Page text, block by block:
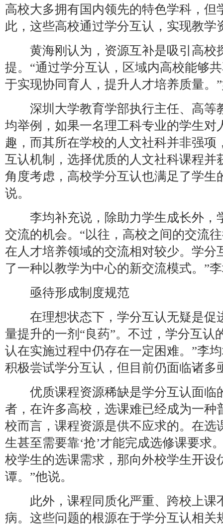
高校大多拥有国内领先的特色学科，但
此，这些高校通过学分互认，实现教学
黄海刚认为，资源互补是吸引高校
提。“通过学分互认，区域内高校能够
于实现协同育人，提升人才培养质量。
深圳大学教育学部执行主任、高等
均举例，如果一名理工科专业的学生对
趣，而其所在学校的人文社科并非强项
互认机制，选择优质的人文社科课程并
角度考虑，高校学分互认也满足了学生
说。
李均补充说，除助力学生成长外，
交流的机会。“以往，高校之间的交流
在人才培养领域的交流相对较少。学分
了一种以教学为中心的新交流模式。”
亟待形成制度规范
在理想状态下，学分互认无疑是促
量提升的一剂“良药”。不过，学分互认
认在实施过程中仍存在一定困难。”李
积极尝试学分互认，但目前仍面临诸多
优质课程资源稀缺是学分互认面临
者，在许多高校，选课难已经成为一种
校而言，课程资源是供不应求的。在选
生甚至需要靠‘抢’才能完成选修课要求
校学生的选课需求，那向外校学生开设
谭。”他说。
此外，课程同质化严重、跨校上课
病。这些问题的根源在于学分互认相关